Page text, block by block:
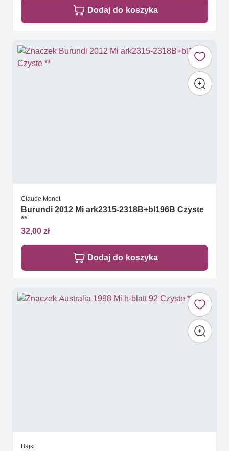
Dodaj do koszyka
Claude Monet
Burundi 2012 Mi ark2315-2318B+bl196B Czyste
**
32,00 zł
Dodaj do koszyka
Bajki